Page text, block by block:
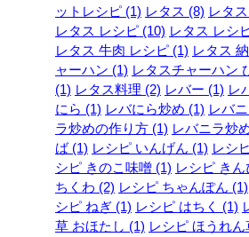
ットレシピ (1) レタス (8) レタ
レタス レシピ (10) レタス レシ
レタス 牛肉 レシピ (1) レタス
ャーハン (1) レタスチャーハン
(1) レタス料理 (2) レバー (1) レ
にら (1) レバにら炒め (1) レバ
ラ炒めの作り方 (1) レバニラ炒
ば (1) レシピ いんげん (1) レシ
シピ きのこ味噌 (1) レシピ き
ちくわ (2) レシピ ちゃんぽん (1)
シピ ねぎ (1) レシピ はちく (1)
草 おほたし (1) レシピ ほうれ